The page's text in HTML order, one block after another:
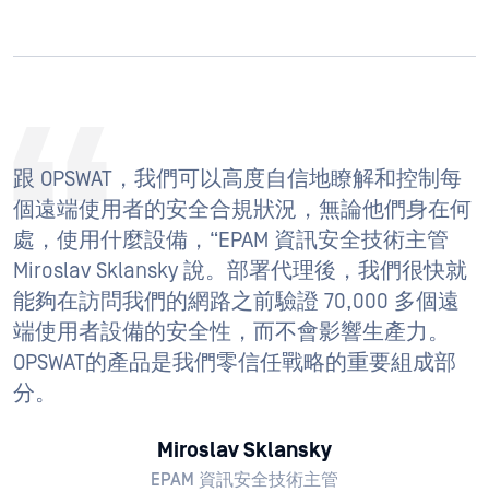
跟 OPSWAT，我們可以高度自信地瞭解和控制每
個遠端使用者的安全合規狀況，無論他們身在何
處，使用什麼設備，“EPAM 資訊安全技術主管
Miroslav Sklansky 說。部署代理後，我們很快就
能夠在訪問我們的網路之前驗證 70,000 多個遠
端使用者設備的安全性，而不會影響生產力。
OPSWAT的產品是我們零信任戰略的重要組成部
分。
Miroslav Sklansky
EPAM 資訊安全技術主管